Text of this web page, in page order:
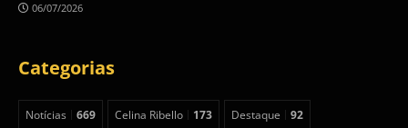
06/07/2026
Categorias
Notícias 669 Celina Ribello 173 Destaque 92